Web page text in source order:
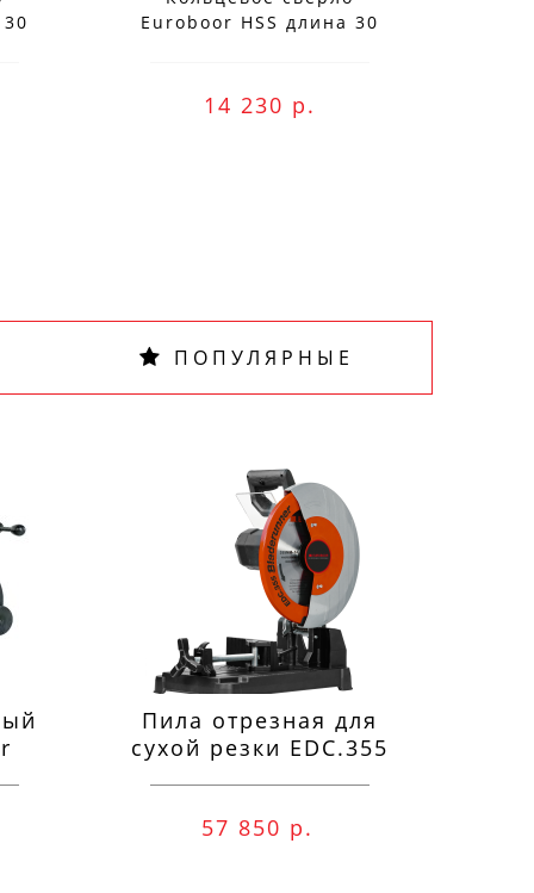
Euroboor HSS длина 30
14 230 р.
ПОПУЛЯРНЫЕ
Пила отрезная для
сухой резки EDC.355
57 850 р.